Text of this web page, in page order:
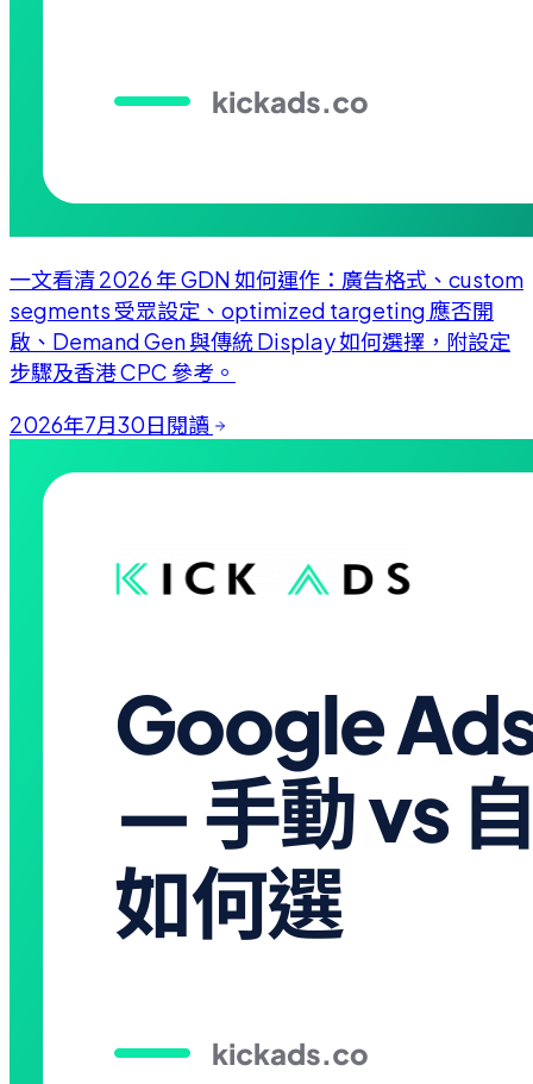
一文看清 2026 年 GDN 如何運作：廣告格式、custom
segments 受眾設定、optimized targeting 應否開
啟、Demand Gen 與傳統 Display 如何選擇，附設定
步驟及香港 CPC 參考。
2026年7月30日閱讀